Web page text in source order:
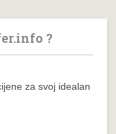
?
za svoj idealan